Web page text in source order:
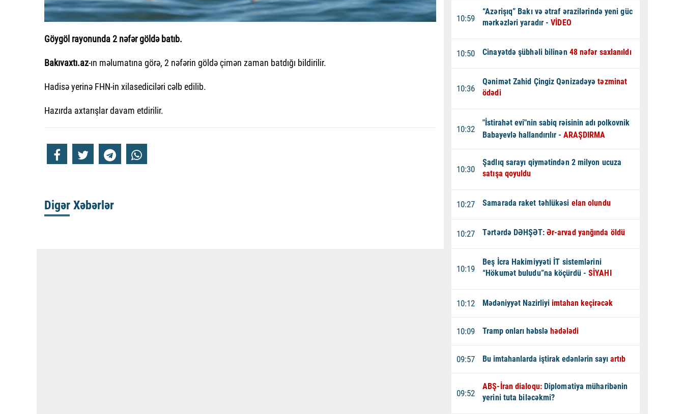
Göygöl rayonunda 2 nəfər göldə batıb.
Bakıvaxtı.az-ın məlumatına görə, 2 nəfərin göldə çimən zaman batdığı bildirilir.
Hadisə yerinə FHN-in xilasediciləri cəlb edilib.
Hazırda axtarışlar davam etdirilir.
Digər Xəbərlər
10:59
“Azərişıq” Bakı və ətraf ərazilərində yeni güc
mərkəzləri yaradır -VİDEO
10:50 Cinayətdə şübhəli bilinən 48 nəfər saxlanıldı
10:36
Qənimət Zahid Çingiz Qənizadəyə təzminat
ödədi
10:32
"İstirahət evi"nin sabiq rəisinin adı polkovnik
Babayevlə hallandırılır -ARAŞDIRMA
10:30
Şadlıq sarayı qiymətindən 2 milyon ucuza
satışa qoyuldu
10:27 Samarada raket təhlükəsi elan olundu
10:27 Tərtərdə DƏHŞƏT: Ər-arvad yanğında öldü
10:19
Beş İcra Hakimiyyəti İT sistemlərini
“Hökumət buludu”na köçürdü - SİYAHI
10:12 Mədəniyyət Nazirliyiimtahan keçirəcək
10:09 Tramp onları həbsləhədələdi
09:57 Bu imtahanlarda iştirak edənlərin sayıartıb
09:52
ABŞ-İran dialoqu: Diplomatiya müharibənin
yerini tuta biləcəkmi?